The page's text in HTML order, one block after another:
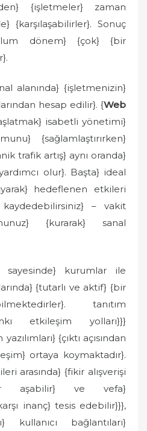
{işletmeler} zaman
{karşılaşabilirler}. Sonuç
dönem} {çok} {bir
alanında} {işletmenizin}
hesap edilir}. {Web
isabetli yönetimi}
{sağlamlaştırırken}
trafik artış} aynı oranda}
olur}. Başta} ideal
hedeflenen etkileri
– vakit
{kurarak} sanal
sayesinde} kurumlar ile
{tutarlı ve aktif} {bir
tanıtım
etkileşim yolları}}}
{çıktı açısından
ortaya koymaktadır}.
arasında} {fikir alışverişi
aşabilir} ve vefa}
inanç} tesis edebilir}}},
kullanıcı bağlantıları}